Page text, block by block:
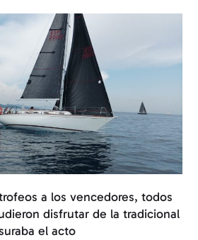
a los vencedores, todos
disfrutar de la tradicional
el acto